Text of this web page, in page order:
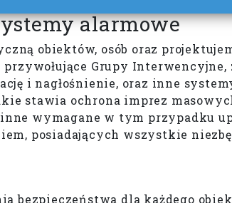
alarmowe
obiektów, osób oraz
Grupy
i nagłośnienie, oraz inne
stawia ochrona imprez
wymagane w tym przypadku
posiadających wszystkie
bezpieczeństwa dla każdego